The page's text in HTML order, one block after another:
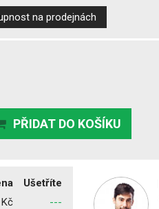
na prodejnách
PŘIDAT DO KOŠÍKU
Ušetříte
---